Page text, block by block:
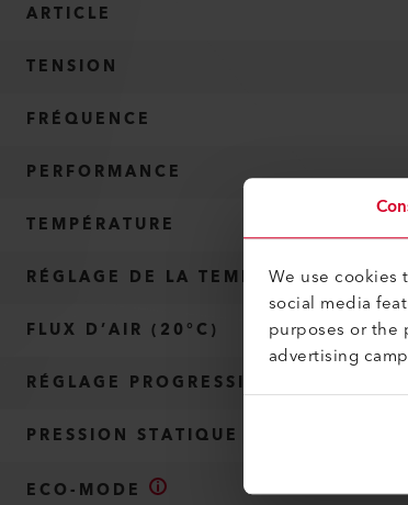
We use
social media
purposes or the
advertising
ARTICLE
TENSION
FRÉQUENCE
PERFORMANCE
TEMPÉRATURE
RÉGLAGE DE LA TEMPÉRATURE EN
FLUX D’AIR (20°C)
RÉGLAGE PROGRESSIF DU VOLUME
PRESSION STATIQUE
ECO-MODE